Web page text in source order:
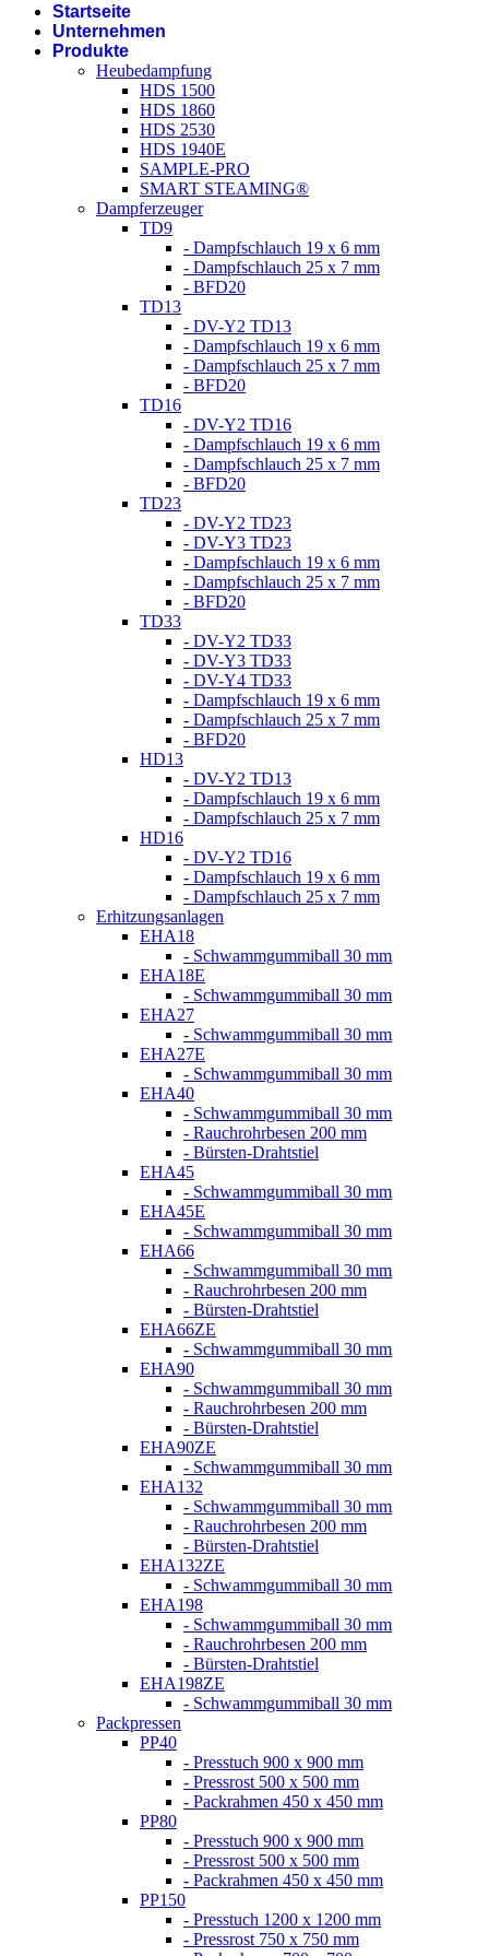
Startseite
Unternehmen
Produkte
Heubedampfung
HDS 1500
HDS 1860
HDS 2530
HDS 1940E
SAMPLE-PRO
SMART STEAMING®
Dampferzeuger
TD9
- Dampfschlauch 19 x 6 mm
- Dampfschlauch 25 x 7 mm
- BFD20
TD13
- DV-Y2 TD13
- Dampfschlauch 19 x 6 mm
- Dampfschlauch 25 x 7 mm
- BFD20
TD16
- DV-Y2 TD16
- Dampfschlauch 19 x 6 mm
- Dampfschlauch 25 x 7 mm
- BFD20
TD23
- DV-Y2 TD23
- DV-Y3 TD23
- Dampfschlauch 19 x 6 mm
- Dampfschlauch 25 x 7 mm
- BFD20
TD33
- DV-Y2 TD33
- DV-Y3 TD33
- DV-Y4 TD33
- Dampfschlauch 19 x 6 mm
- Dampfschlauch 25 x 7 mm
- BFD20
HD13
- DV-Y2 TD13
- Dampfschlauch 19 x 6 mm
- Dampfschlauch 25 x 7 mm
HD16
- DV-Y2 TD16
- Dampfschlauch 19 x 6 mm
- Dampfschlauch 25 x 7 mm
Erhitzungsanlagen
EHA18
- Schwammgummiball 30 mm
EHA18E
- Schwammgummiball 30 mm
EHA27
- Schwammgummiball 30 mm
EHA27E
- Schwammgummiball 30 mm
EHA40
- Schwammgummiball 30 mm
- Rauchrohrbesen 200 mm
- Bürsten-Drahtstiel
EHA45
- Schwammgummiball 30 mm
EHA45E
- Schwammgummiball 30 mm
EHA66
- Schwammgummiball 30 mm
- Rauchrohrbesen 200 mm
- Bürsten-Drahtstiel
EHA66ZE
- Schwammgummiball 30 mm
EHA90
- Schwammgummiball 30 mm
- Rauchrohrbesen 200 mm
- Bürsten-Drahtstiel
EHA90ZE
- Schwammgummiball 30 mm
EHA132
- Schwammgummiball 30 mm
- Rauchrohrbesen 200 mm
- Bürsten-Drahtstiel
EHA132ZE
- Schwammgummiball 30 mm
EHA198
- Schwammgummiball 30 mm
- Rauchrohrbesen 200 mm
- Bürsten-Drahtstiel
EHA198ZE
- Schwammgummiball 30 mm
Packpressen
PP40
- Presstuch 900 x 900 mm
- Pressrost 500 x 500 mm
- Packrahmen 450 x 450 mm
PP80
- Presstuch 900 x 900 mm
- Pressrost 500 x 500 mm
- Packrahmen 450 x 450 mm
PP150
- Presstuch 1200 x 1200 mm
- Pressrost 750 x 750 mm